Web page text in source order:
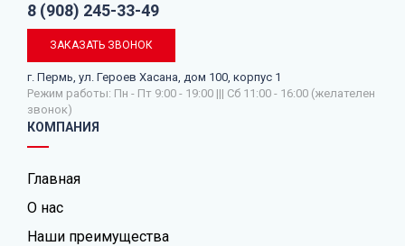
8 (908) 245-33-49
ЗАКАЗАТЬ ЗВОНОК
г. Пермь, ул. Героев Хасана, дом 100, корпус 1
Режим работы: Пн - Пт 9:00 - 19:00 ||| Сб 11:00 - 16:00 (желателен
звонок)
КОМПАНИЯ
Главная
О нас
Наши преимущества